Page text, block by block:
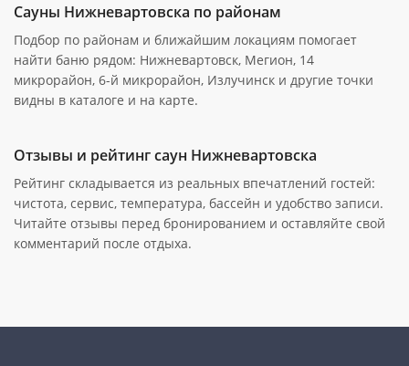
Сауны Нижневартовска по районам
Подбор по районам и ближайшим локациям помогает
найти баню рядом: Нижневартовск, Мегион, 14
микрорайон, 6-й микрорайон, Излучинск и другие точки
видны в каталоге и на карте.
Отзывы и рейтинг саун Нижневартовска
Рейтинг складывается из реальных впечатлений гостей:
чистота, сервис, температура, бассейн и удобство записи.
Читайте отзывы перед бронированием и оставляйте свой
комментарий после отдыха.